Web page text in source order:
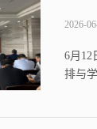
2026-
6月12
排与